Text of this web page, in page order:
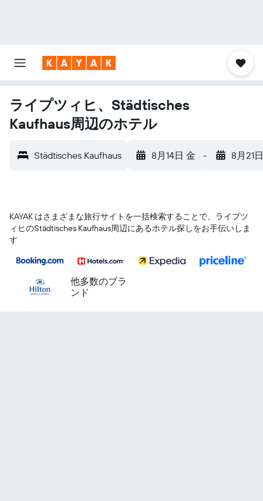
ライプツィヒ、Städtisches
Kaufhaus周辺のホテル
Städtisches Kaufhaus 8月14日 金 - 8月21
KAYAK はさまざまな旅行サイトを一括検索することで、ライプツ
ィヒ​のStädtisches Kaufhaus​周辺にあるホテル探しをお手伝いしま
す
他多数のブラ
ンド